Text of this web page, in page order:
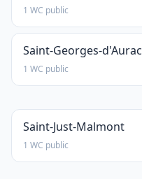
1 WC public
Saint-Georges-d'Aurac
1 WC public
Saint-Just-Malmont
1 WC public